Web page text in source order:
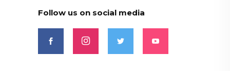
Follow us on social media